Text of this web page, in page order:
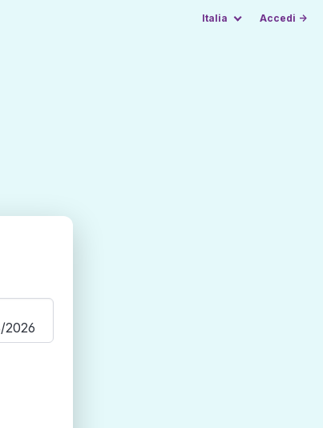
Italia Accedi →